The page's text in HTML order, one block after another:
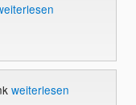
weiterlesen